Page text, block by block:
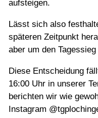
aufsteigen.
Lässt sich also
späteren Zeitpunkt
aber um den
Diese Entscheidung
16:00 Uhr in unserer
berichten wir wie
Instagram